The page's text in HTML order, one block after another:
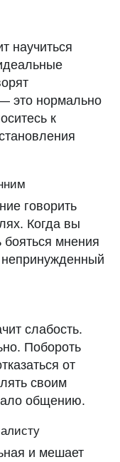
научиться
это нормально
к
говорить
Когда вы
мнения
непринужденный
слабость.
Побороть
от
своим
общению.
и мешает